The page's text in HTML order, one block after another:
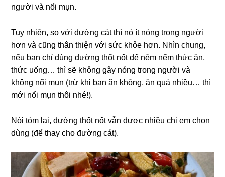
người và nổi mụn.
Tuy nhiên, so với đường cát thì nó ít nóng trong người
hơn và cũng thân thiện với sức khỏe hơn. Nhìn chung,
nếu bạn chỉ dùng đường thốt nốt để nêm nếm thức ăn,
thức uống… thì sẽ không gây nóng trong người và
không nổi mụn (trừ khi bạn ăn không, ăn quá nhiều… thì
mới nổi mụn thôi nhé!).
Nói tóm lại, đường thốt nốt vẫn được nhiều chị em chọn
dùng (để thay cho đường cát).